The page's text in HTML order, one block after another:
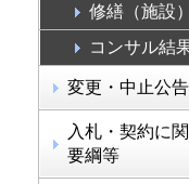
修繕（施設
コンサル結
変更・中止公告
入札・契約に
要綱等